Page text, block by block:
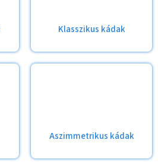
Klasszikus kádak
Aszimmetrikus kádak